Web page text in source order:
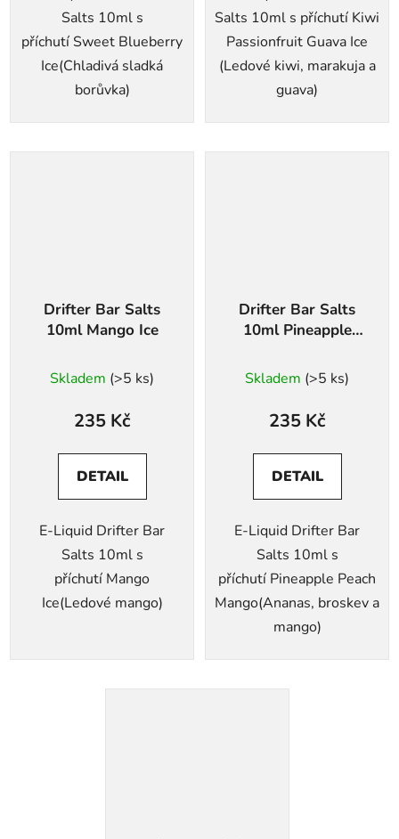
Salts 10ml s
příchutí Sweet Blueberry
Ice(Chladivá sladká
borůvka)
Salts 10ml s příchutí Kiwi
Passionfruit Guava Ice
(Ledové kiwi, marakuja a
guava)
Drifter Bar Salts
10ml Mango Ice
Skladem (>5 ks)
235 Kč
DETAIL
E-Liquid Drifter Bar
Salts 10ml s
příchutí Mango
Ice(Ledové mango)
Drifter Bar Salts
10ml Pineapple
Skladem (>5 ks)
235 Kč
DETAIL
E-Liquid Drifter Bar
Salts 10ml s
příchutí Pineapple Peach
Mango(Ananas, broskev a
mango)